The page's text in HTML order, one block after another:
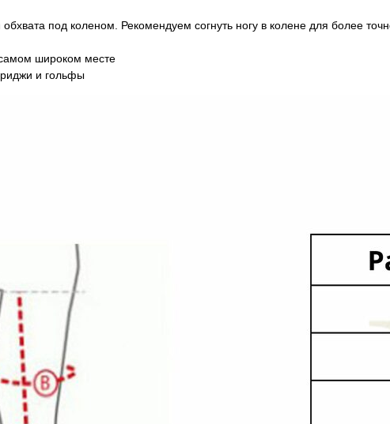
под коленом. Рекомендуем согнуть ногу в колене для более
широком месте
и гольфы